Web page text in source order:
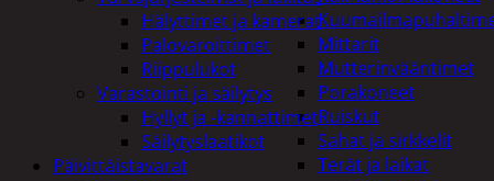
Mittarit
Mutterinvääntimet
Porakoneet
Ruiskut
Sahat ja sirkkelit
Terät ja laikat
Hälyttimet ja kamerat
Palovaroittimet
Riippulukot
Varastointi ja säilytys
Hyllyt ja -kannattimet
Säilytyslaatikot
Päivittäistavarat